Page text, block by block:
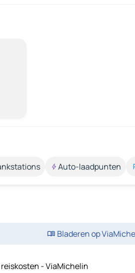
Auto-laadpunten
Bladeren op
- ViaMichelin